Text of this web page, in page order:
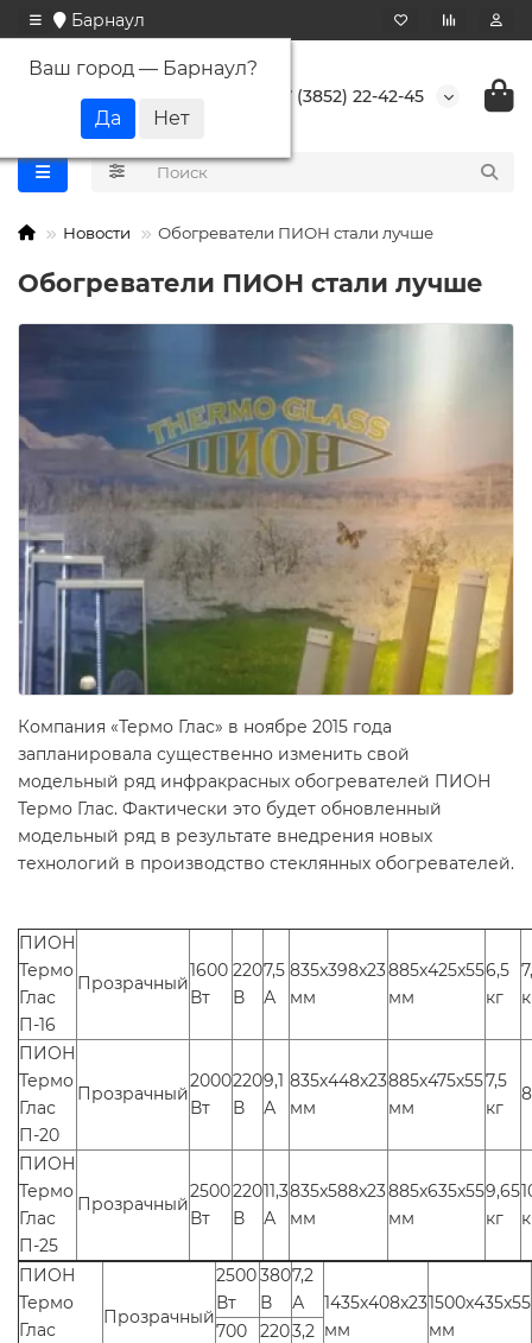
Барнаул
Ваш город — Барнаул?
+7 (3852) 22-42-45
Новости Обогреватели ПИОН стали лучше
Обогреватели ПИОН стали лучше
Компания «Термо Глас» в ноябре 2015 года
запланировала существенно изменить свой
модельный ряд инфракрасных обогревателей ПИОН
Термо Глас. Фактически это будет обновленный
модельный ряд в результате внедрения новых
технологий в производство стеклянных обогревателей.
ПИОН
Термо
Глас
П-16
Прозрачный
1600
Вт
220
В
7,5
А
835x398x23
мм
885x425x55
мм
6,5
кг
ПИОН
Термо
Глас
П-20
Прозрачный
2000
Вт
220
В
9,1
А
835х448х23
мм
885х475х55
мм
7,5
кг
ПИОН
Термо
Глас
П-25
Прозрачный
2500
Вт
220
В
11,3
А
835x588x23
мм
885x635x55
мм
9,65
кг
ПИОН
Термо
Глас
Прозрачный
2500
Вт
380
В
7,2
А
1435x408x23
мм
1500x435x55
мм
700
2203,2